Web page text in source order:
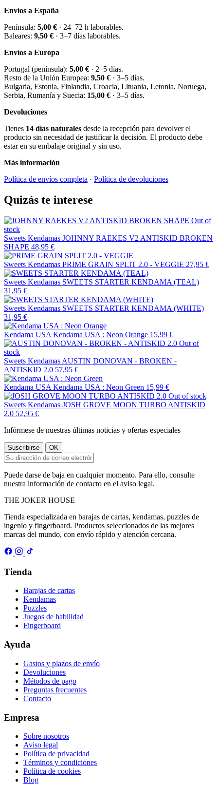
Envíos a España
Península: 5,00 € · 24–72 h laborables.
Baleares: 9,50 € · 3–7 días laborables.
Envíos a Europa
Portugal (península): 5,00 € · 2–5 días.
Resto de la Unión Europea: 9,50 € · 3–5 días.
Bulgaria, Estonia, Finlandia, Croacia, Lituania, Letonia, Noruega,
Serbia, Rumanía y Suecia: 15,00 € · 3–5 días.
Devoluciones
Tienes 14 días naturales desde la recepción para devolver el
producto sin necesidad de justificar la decisión. El producto debe
estar en su embalaje original y sin uso.
Más información
Política de envíos completa · Política de devoluciones
Quizás te interese
Out of
stock
Sweets Kendamas JOHNNY RAEKES V2 ANTISKID BROKEN
SHAPE 48,95 €
Sweets Kendamas PRIME GRAIN SPLIT 2.0 - VEGGIE 27,95 €
Sweets Kendamas SWEETS STARTER KENDAMA (TEAL)
31,95 €
Sweets Kendamas SWEETS STARTER KENDAMA (WHITE)
31,95 €
Kendama USA Kendama USA : Neon Orange 15,99 €
Out of
stock
Sweets Kendamas AUSTIN DONOVAN - BROKEN -
ANTISKID 2.0 57,95 €
Kendama USA Kendama USA : Neon Green 15,99 €
Out of stock
Sweets Kendamas JOSH GROVE MOON TURBO ANTISKID
2.0 52,95 €
Infórmese de nuestras últimas noticias y ofertas especiales
Puede darse de baja en cualquier momento. Para ello, consulte
nuestra información de contacto en el aviso legal.
THE JOKER HOUSE
Tienda especializada en barajas de cartas, kendamas, puzzles de
ingenio y fingerboard. Productos seleccionados de las mejores
marcas del mundo, con envío rápido y atención cercana.
Tienda
Barajas de cartas
Kendamas
Puzzles
Juegos de habilidad
Fingerboard
Ayuda
Gastos y plazos de envío
Devoluciones
Métodos de pago
Preguntas frecuentes
Contacto
Empresa
Sobre nosotros
Aviso legal
Política de privacidad
Términos y condiciones
Política de cookies
Blog